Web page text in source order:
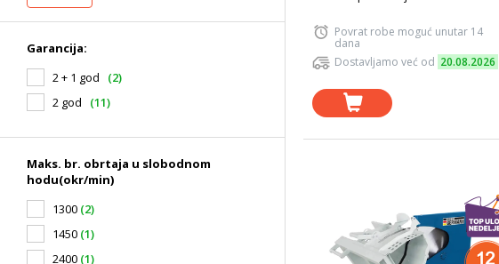
Garancija:
2 + 1 god
(2)
2 god
(11)
Maks. br. obrtaja u slobodnom
hodu(okr/min)
1300 (2)
1450 (1)
2400 (1)
Povrat robe moguć unutar 14
dana
Dostavljamo već od 20.08.2026